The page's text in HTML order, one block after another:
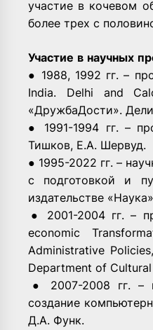
участие в кочевом
более трех с
Участие в научных
● ­1988, 1992 гг. –
India. Delhi and
«Дружба­Дости».
● ­1991-­1994 гг. –
Тишков, Е.А. Шервуд.
● ­1995-­2022 гг. –
с подготовкой и
издательстве
● 2001-­2004 гг. –
economic
Administrative
Department of
­● 2007-­2008 гг. –
создание
Д.А. Функ.